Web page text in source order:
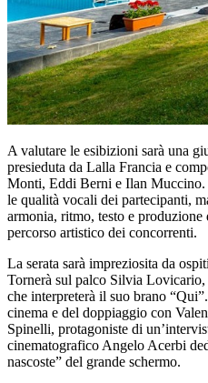
A valutare le esibizioni sarà una
presieduta da Lalla Francia e
Monti, Eddi Berni e Ilan
le qualità vocali dei partecipanti,
armonia, ritmo, testo e
percorso artistico dei concorrenti.
La serata sarà impreziosita da
Tornerà sul palco Silvia
che interpreterà il suo brano
cinema e del doppiaggio con
Spinelli, protagoniste di
cinematografico Angelo Acerbi
nascoste” del grande schermo.